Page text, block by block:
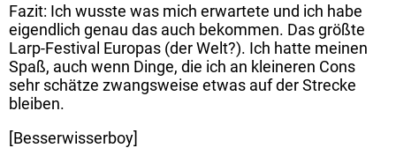
Fazit: Ich wusste was mich erwartete und ich habe
eigendlich genau das auch bekommen. Das größte
Larp-Festival Europas (der Welt?). Ich hatte meinen
Spaß, auch wenn Dinge, die ich an kleineren Cons
sehr schätze zwangsweise etwas auf der Strecke
bleiben.
[Besserwisserboy]